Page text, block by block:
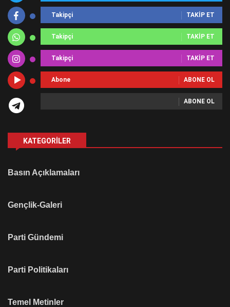
Takipçi TAKIP ET
Takipçi TAKIP ET
Takipçi TAKIP ET
Abone ABONE OL
ABONE OL
KATEGORILER
Basın Açıklamaları
Gençlik-Galeri
Parti Gündemi
Parti Politikaları
Temel Metinler